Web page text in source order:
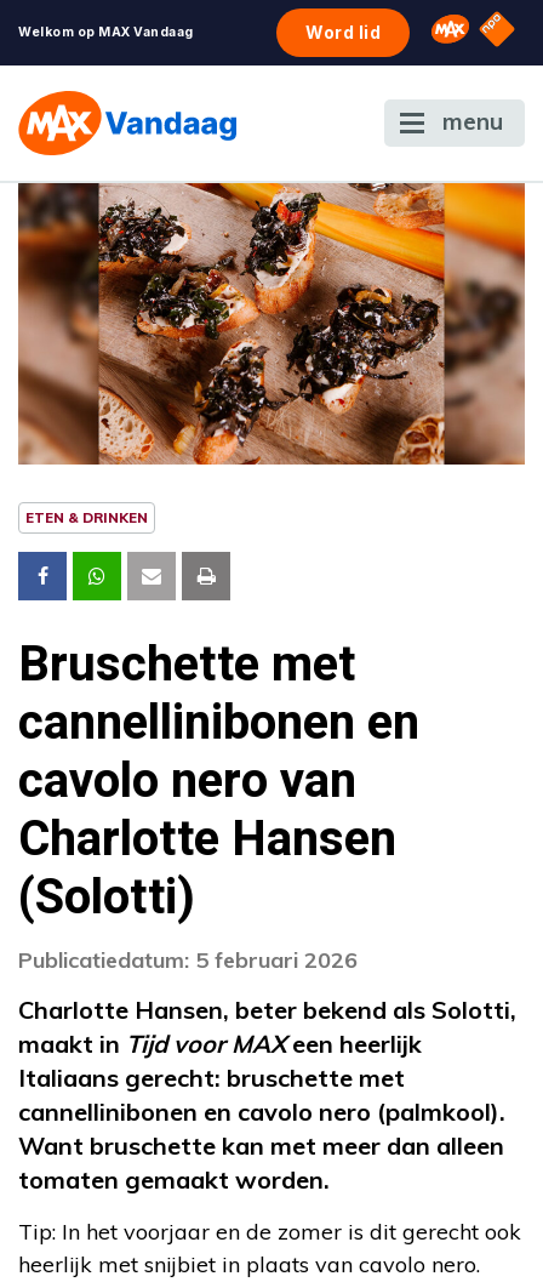
Welkom op MAX Vandaag Word lid Omroep
NPO
menu
ETEN & DRINKEN
Bruschette met
cannellinibonen en
cavolo nero van
Charlotte Hansen
(Solotti)
Publicatiedatum: 5 februari 2026
Charlotte Hansen, beter bekend als Solotti,
maakt in Tijd voor MAXeen heerlijk
Italiaans gerecht: bruschette met
cannellinibonen en cavolo nero (palmkool).
Want bruschette kan met meer dan alleen
tomaten gemaakt worden.
Tip: In het voorjaar en de zomer is dit gerecht ook
heerlijk met snijbiet in plaats van cavolo nero.